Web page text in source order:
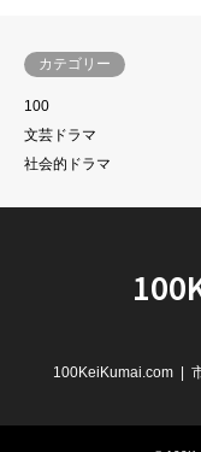
カテゴリー
100
文芸ドラマ
社会的ドラマ
100KeiKumai.com